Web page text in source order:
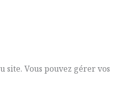
Vous pouvez gérer vos